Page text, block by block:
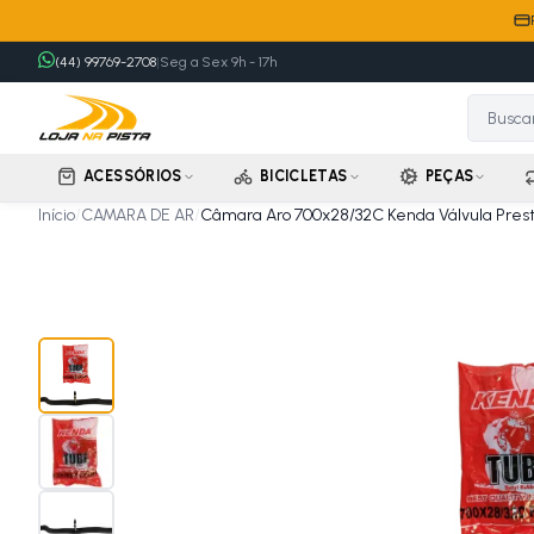
(44) 99769-2708|Seg a Sex 9h - 17h
ACESSÓRIOS BICICLETAS PEÇAS
Início/CAMARA DE AR/Câmara Aro 700x28/32C Kenda Válvula